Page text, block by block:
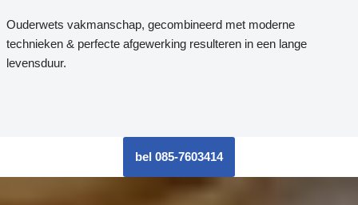
Ouderwets vakmanschap, gecombineerd met moderne
technieken & perfecte afgewerking resulteren in een lange
levensduur.
bel 085-7603414